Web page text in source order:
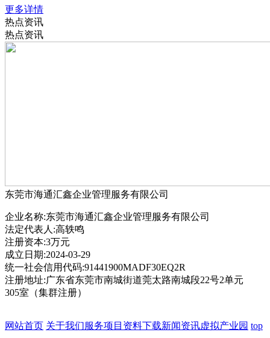
更多详情
热点资讯
热点资讯
东莞市海通汇鑫企业管理服务有限公司
企业名称:东莞市海通汇鑫企业管理服务有限公司
法定代表人:高轶鸣
注册资本:3万元
成立日期:2024-03-29
统一社会信用代码:91441900MADF30EQ2R
注册地址:广东省东莞市南城街道莞太路南城段22号2单元
305室（集群注册）
网站首页 关于我们服务项目 资料下载新闻资讯虚拟产业园 top